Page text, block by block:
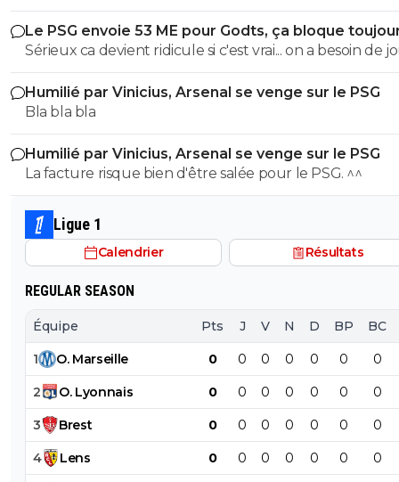
public aussi commence a être frustré ... la vente de ces
"excellents" joueurs dont fait partie Pavel Sulc ... pour
récupérer quoi ? qui? À un moment donné il faudra
arriver a construire dans le long terme... et avec ,
avec , une équipe régulière ça finira par payer, mais là pour
l'instant, ???
Le PSG envoie 53 ME pour Godts, ça bloque
Sérieux ca devient ridicule si c'est vrai... on a besoin de
pour la supercoupe ! sérieux a 5 ou 7M€ pres, go !!
Humilié par Vinicius, Arsenal se venge sur le PSG
Bla bla bla
Humilié par Vinicius, Arsenal se venge sur le PSG
La facture risque bien d'être salée pour le PSG. ^^
Ligue 1
Calendrier Résultats
REGULAR SEASON
Équipe Pts J V N D BP BC
1 O. Marseille 0 0 0 0 0 0 0
2 O. Lyonnais 0 0 0 0 0 0 0
3 Brest 0 0 0 0 0 0 0
4 Lens 0 0 0 0 0 0 0